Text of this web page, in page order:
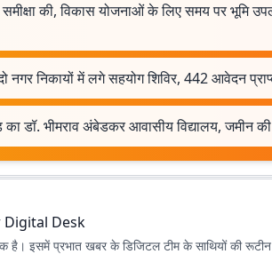
समीक्षा की, विकास योजनाओं के लिए समय पर भूमि
नगर निकायों में लगे सहयोग शिविर, 442 आवेदन
डॉ. भीमराव अंबेडकर आवासीय विद्यालय, जमीन
Desk
इसमें प्रभात खबर के डिजिटल टीम के साथियों की रूटीन